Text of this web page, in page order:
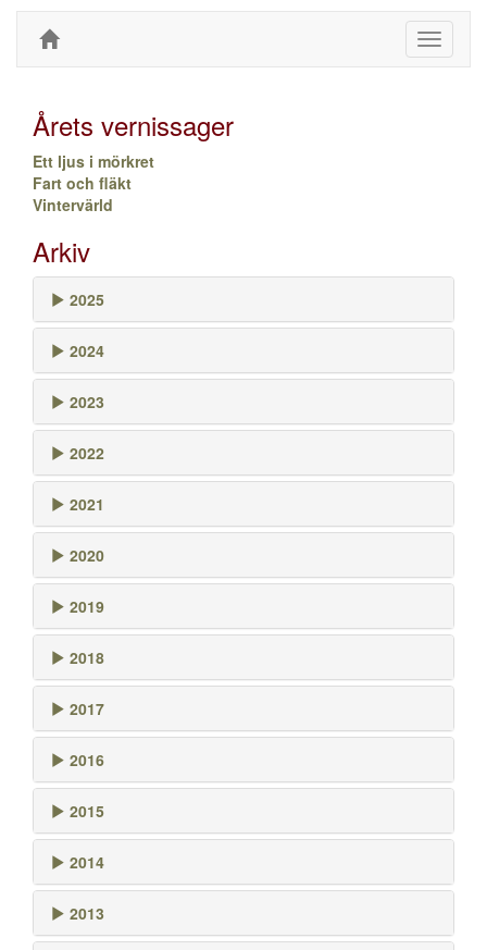
Toggle
Årets vernissager
Ett ljus i mörkret
Fart och fläkt
Vintervärld
Arkiv
2025
2024
2023
2022
2021
2020
2019
2018
2017
2016
2015
2014
2013